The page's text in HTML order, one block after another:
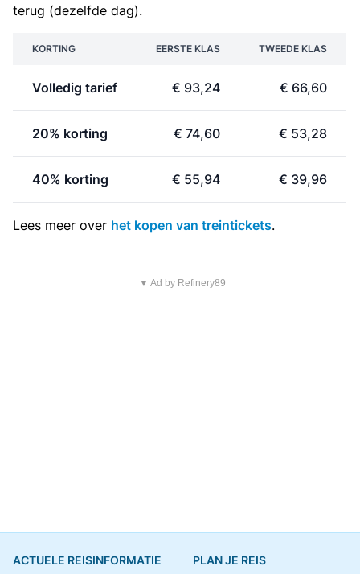
terug (dezelfde dag).
KORTING EERSTE KLAS TWEEDE KLAS
Volledig tarief € 93,24 € 66,60
20% korting € 74,60 € 53,28
40% korting € 55,94 € 39,96
Lees meer over het kopen van treintickets.
▼ Ad by Refinery89
ACTUELE REISINFORMATIE PLAN JE REIS